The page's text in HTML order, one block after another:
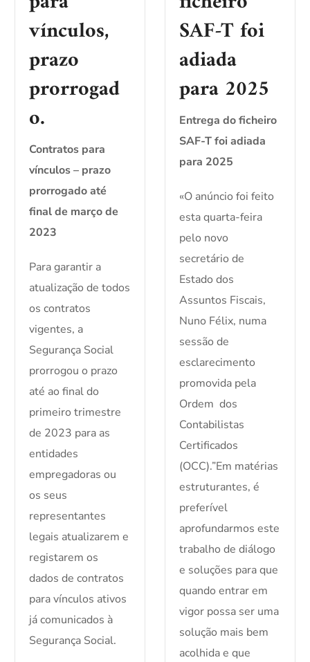
vínculos,
prazo
prorrogad
o.
Contratos para
vínculos – prazo
prorrogado até
final de março de
2023
Para garantir a
atualização de todos
os contratos
vigentes, a
Segurança Social
prorrogou o prazo
até ao final do
primeiro trimestre
de 2023 para as
entidades
empregadoras ou
os seus
representantes
legais atualizarem e
registarem os
dados de contratos
para vínculos ativos
já comunicados à
Segurança Social.
SAF-T foi
adiada
para 2025
Entrega do ficheiro
SAF-T foi adiada
para 2025
«O anúncio foi feito
esta quarta-feira
pelo novo
secretário de
Estado dos
Assuntos Fiscais,
Nuno Félix, numa
sessão de
esclarecimento
promovida pela
Ordem dos
Contabilistas
Certificados
(OCC).”Em matérias
estruturantes, é
preferível
aprofundarmos este
trabalho de diálogo
e soluções para que
quando entrar em
vigor possa ser uma
solução mais bem
acolhida e que